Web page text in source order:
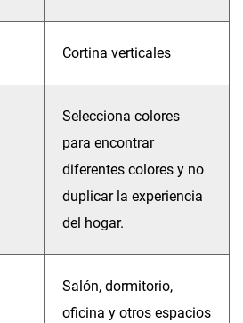
Cortina verticales
Selecciona colores
para encontrar
diferentes colores y no
duplicar la experiencia
del hogar.
Salón, dormitorio,
oficina y otros espacios